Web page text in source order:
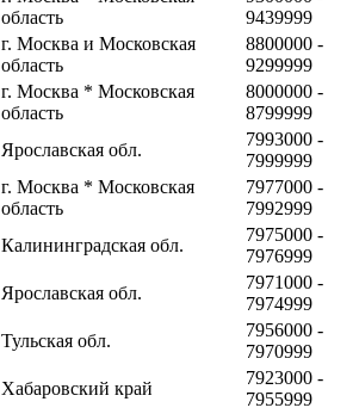
область
9439999
г. Москва и Московская
область
8800000 -
9299999
г. Москва * Московская
область
8000000 -
8799999
Ярославская обл.
7993000 -
7999999
г. Москва * Московская
область
7977000 -
7992999
Калининградская обл.
7975000 -
7976999
Ярославская обл.
7971000 -
7974999
Тульская обл.
7956000 -
7970999
Хабаровский край
7923000 -
7955999